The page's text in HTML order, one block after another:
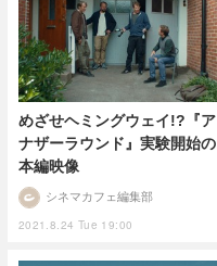
めざせヘミングウェイ!?『ア
ナザーラウンド』実験開始の
本編映像
2021.8.24 Tue 19:00
シネマカフェ編集部